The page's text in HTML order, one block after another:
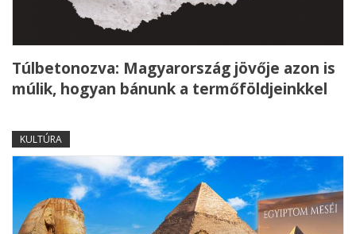
Túlbetonozva: Magyarország jövője azon is
múlik, hogyan bánunk a termőföldjeinkkel
KULTÚRA